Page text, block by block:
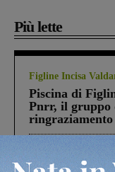
Più lette
Figline Incisa
Piscina di
Pnrr, il gruppo
Un anno fa la